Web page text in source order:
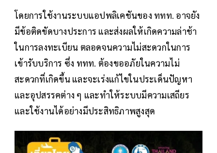
โดยการใช้งานระบบแอปพลิเคชันของ ททท. อาจยัง
มีข้อติดขัดบางประการ และส่งผลให้เกิดความล่าช้า
ในการลงทะเบียน ตลอดจนความไม่สะดวกในการ
เข้ารับบริการ ซึ่ง ททท. ต้องขออภัยในความไม่
สะดวกที่เกิดขึ้น และจะเร่งแก้ไขในประเด็นปัญหา
และอุปสรรคต่าง ๆ และทำให้ระบบมีความเสถียร
และใช้งานได้อย่างมีประสิทธิภาพสูงสุด